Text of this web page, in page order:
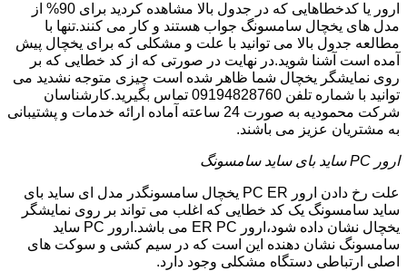
ارور یا کدخطاهایی که در جدول بالا مشاهده کردید برای 90% از
مدل های یخچال سامسونگ جواب هستند و کار می کنند.تنها با
مطالعه جدول بالا می توانید با علت و مشکلی که برای یخچال پیش
آمده است آشنا شوید.در نهایت در صورتی که از کد خطایی که بر
روی نمایشگر یخچال شما ظاهر شده است چیزی متوجه نشدید می
توانید با شماره تلفن 09194828760 تماس بگیرید.کارشناسان
شرکت محمودیه به صورت 24 ساعته آماده ارائه خدمات و پشتیبانی
به مشتریان عزیز می باشند.
ارور PC ساید بای ساید سامسونگ
علت رخ دادن ارور PC ER یخچال سامسونگدر مدل ای ساید بای
ساید سامسونگ یک کد خطایی که اغلب می تواند بر روی نمایشگر
یخچال نشان داده شود،ارور ER PC می باشد.ارور PC ساید
سامسونگ نشان دهنده این است که در سیم کشی و سوکت های
اصلی ارتباطی دستگاه مشکلی وجود دارد.